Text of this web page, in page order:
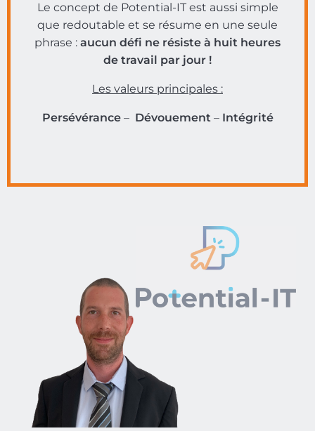
Le concept de Potential-IT est aussi simple
que redoutable et se résume en une seule
phrase : aucun défi ne résiste à huit heures
de travail par jour !
Les valeurs principales :
Persévérance – Dévouement – Intégrité